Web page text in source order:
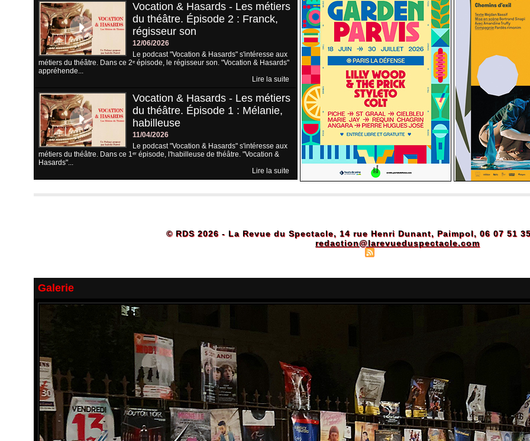
Vocation & Hasards - Les métiers
du théâtre. Épisode 2 : Franck,
régisseur son
12/06/2026
Le podcast "Vocation & Hasards" s'intéresse aux
métiers du théâtre. Dans ce 2ᵉ épisode, le régisseur son. "Vocation & Hasards"
appréhende...
Lire la suite
Vocation & Hasards - Les métiers
du théâtre. Épisode 1 : Mélanie,
habilleuse
11/04/2026
Le podcast "Vocation & Hasards" s'intéresse aux
métiers du théâtre. Dans ce 1ᵉʳ épisode, l'habilleuse de théâtre. "Vocation &
Hasards"...
Lire la suite
© RDS 2026 - La Revue du Spectacle, 14 rue Henri Dunant, Paimpol, 06 07 51
redaction@larevueduspectacle.com
Galerie